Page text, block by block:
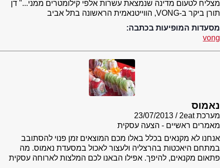
מצליח לטעום מדינה שנמצאת עשרות אלפי קילומטרים ממני..." דן
תורן ביקר ב-VONG, הווייטנאמית הראשונה בתל אביב
מסעדות המופיעות בכתבה:
vong
נאמוס
מערכת 2eat
23/07/2013
מאמרים ראשיים - הצעה עסקית
אנחנו לא מקנאים בכלל באלו מכם המוצאים זמן פנוי להסתובב
במתחם היאכטות בהרצליה ולעצור לאכול במסעדת נאמוס. מה
פתאום מקנאים, להיפך. אפילו הבאנו לכם המלצות לארוחה עסקית